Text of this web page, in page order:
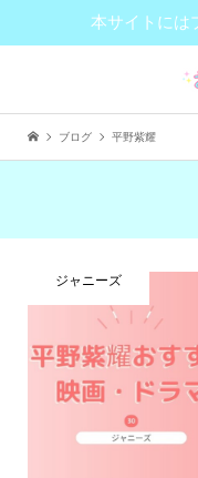
本サイトには
ブログ 平野紫耀
ジャニーズ